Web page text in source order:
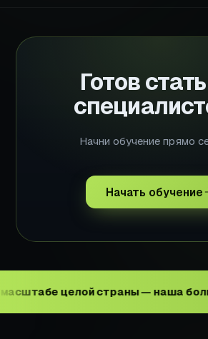
Готов
Начни обучение прямо
Начать обучение
целой страны — наша большая,